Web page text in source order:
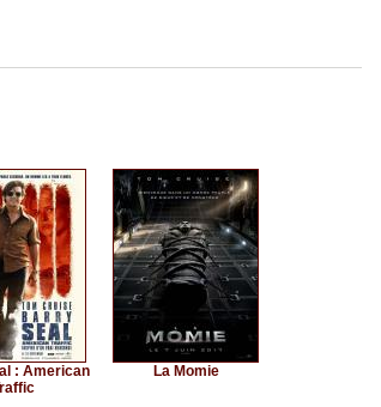
: American
La Momie